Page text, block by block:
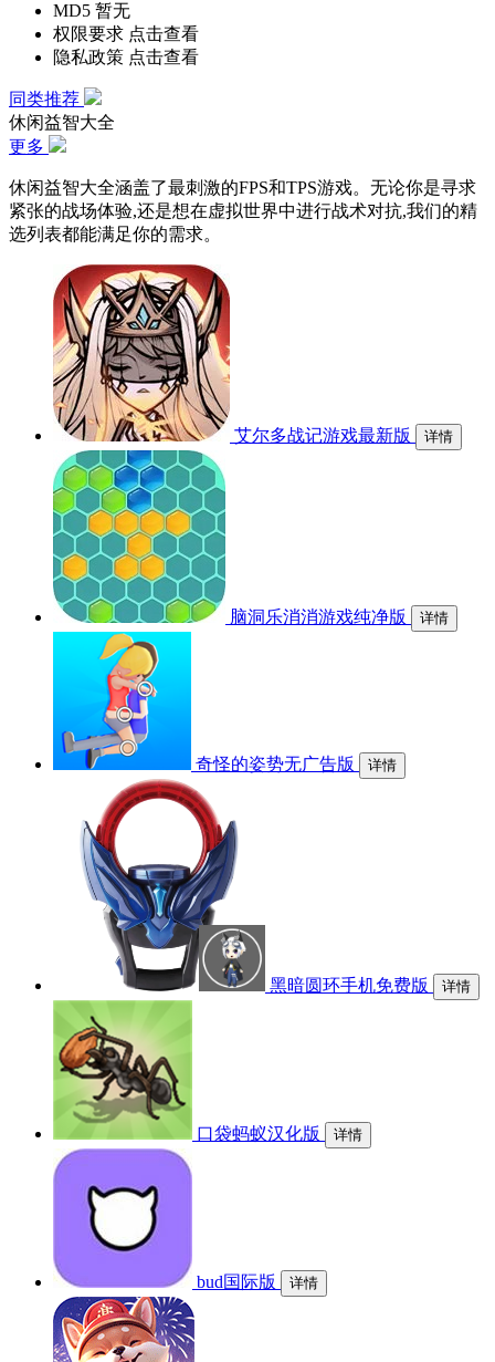
MD5 暂无
权限要求 点击查看
隐私政策 点击查看
同类推荐
休闲益智大全
更多
休闲益智大全涵盖了最刺激的FPS和TPS游戏。无论你是寻求
紧张的战场体验,还是想在虚拟世界中进行战术对抗,我们的精
选列表都能满足你的需求。
艾尔多战记游戏最新版 详情
脑洞乐消消游戏纯净版 详情
奇怪的姿势无广告版 详情
黑暗圆环手机免费版 详情
口袋蚂蚁汉化版 详情
bud国际版 详情